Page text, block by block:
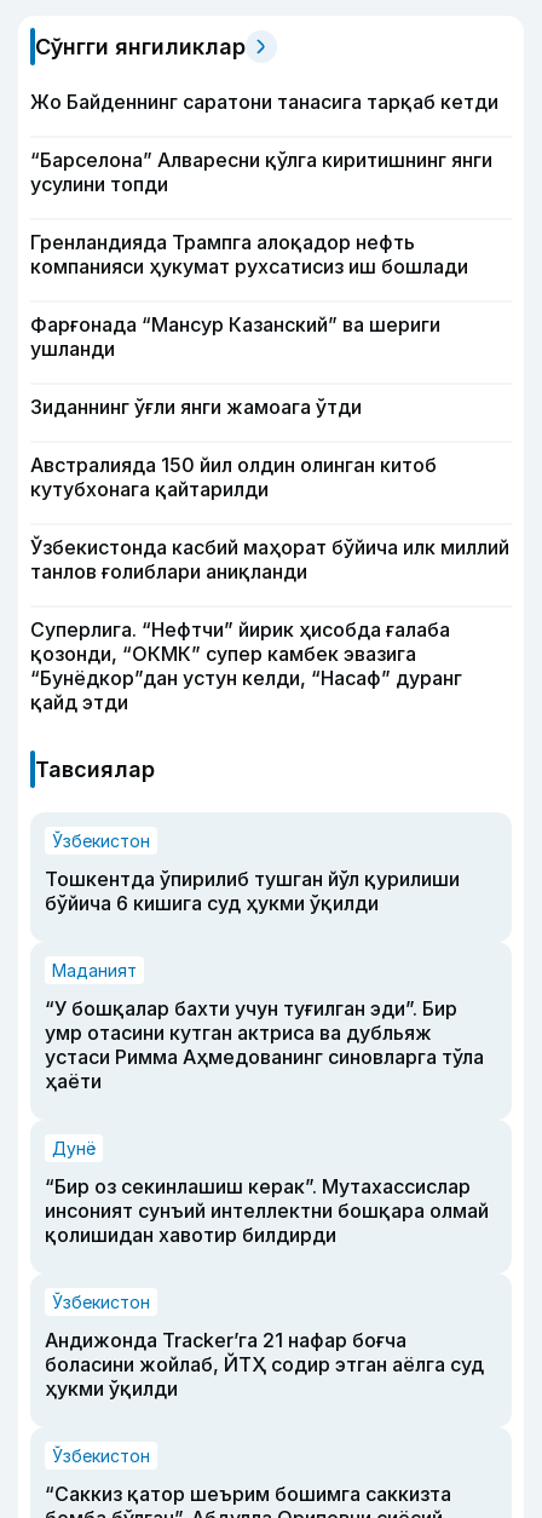
Сўнгги янгиликлар
Жо Байденнинг саратони танасига тарқаб кетди
“Барселона” Алваресни қўлга киритишнинг янги
усулини топди
Гренландияда Трампга алоқадор нефть
компанияси ҳукумат рухсатисиз иш бошлади
Фарғонада “Мансур Казанский” ва шериги
ушланди
Зиданнинг ўғли янги жамоага ўтди
Австралияда 150 йил олдин олинган китоб
кутубхонага қайтарилди
Ўзбекистонда касбий маҳорат бўйича илк миллий
танлов ғолиблари аниқланди
Суперлига. “Нефтчи” йирик ҳисобда ғалаба
қозонди, “ОКМК” супер камбек эвазига
“Бунёдкор”дан устун келди, “Насаф” дуранг
қайд этди
Тавсиялар
Ўзбекистон
Тошкентда ўпирилиб тушган йўл қурилиши
бўйича 6 кишига суд ҳукми ўқилди
Маданият
“У бошқалар бахти учун туғилган эди”. Бир
умр отасини кутган актриса ва дубльяж
устаси Римма Аҳмедованинг синовларга тўла
ҳаёти
Дунё
“Бир оз секинлашиш керак”. Мутахассислар
инсоният сунъий интеллектни бошқара олмай
қолишидан хавотир билдирди
Ўзбекистон
Андижонда Tracker’га 21 нафар боғча
боласини жойлаб, ЙТҲ содир этган аёлга суд
ҳукми ўқилди
Ўзбекистон
“Саккиз қатор шеърим бошимга саккизта